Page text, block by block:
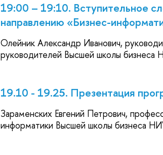
19:00 – 19:10. Вступительное
направлению «Бизнес-
Олейник Александр Иванович,
руководителей Высшей школы
19.10 - 19.25. Презентация
Зараменских Евгений Петрович,
информатики Высшей школы бизнеса